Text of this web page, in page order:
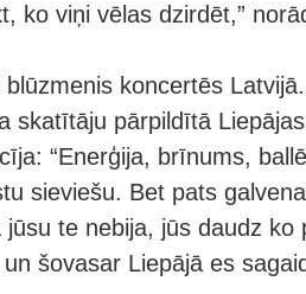
ko viņi vēlas dzirdēt,”
koncertēs
skatītāju pārpildītā
“Enerģija, brīnums,
sieviešu. Bet pats
te nebija, jūs daudz ko
šovasar Liepājā es